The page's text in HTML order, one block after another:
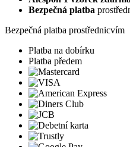
Bezpečná platba
Bezpečná platba prostřednicvím
Platba na dobírku
Platba předem